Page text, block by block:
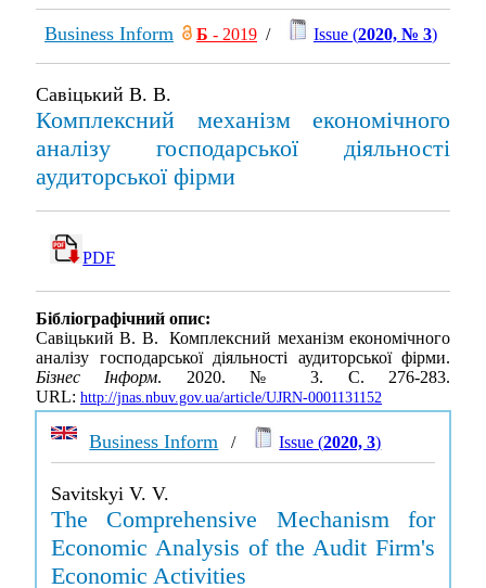
Business Inform Б - 2019 / Issue (2020, № 3)
Савіцький В. В.
Комплексний механізм економічного
аналізу господарської діяльності
аудиторської фірми
PDF
Бібліографічний опис:
Савіцький В. В. Комплексний механізм економічного
аналізу господарської діяльності аудиторської фірми.
Бізнес Інформ. 2020. № 3. С. 276-283.
URL: http://jnas.nbuv.gov.ua/article/UJRN-0001131152
Business Inform / Issue (2020, 3)
Savitskyi V. V.
The Comprehensive Mechanism for
Economic Analysis of the Audit Firm's
Economic Activities